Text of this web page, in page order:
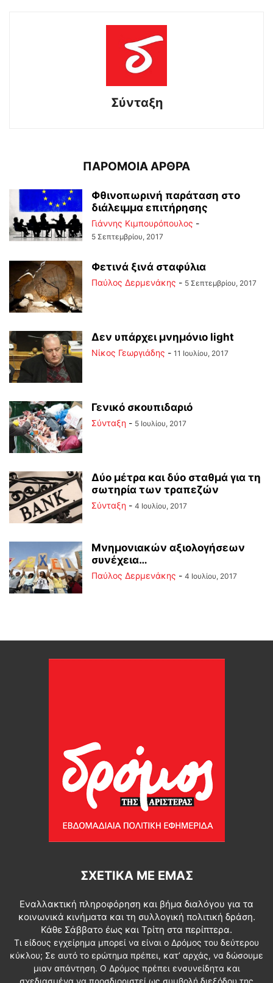
Σύνταξη
ΠΑΡΟΜΟΙΑ ΑΡΘΡΑ
Φθινοπωρινή παράταση στο
διάλειμμα επιτήρησης
Γιάννης Κιμπουρόπουλος -
5 Σεπτεμβρίου, 2017
Φετινά ξινά σταφύλια
Παύλος Δερμενάκης - 5 Σεπτεμβρίου, 2017
Δεν υπάρχει μνημόνιο light
Νίκος Γεωργιάδης - 11 Ιουλίου, 2017
Γενικό σκουπιδαριό
Σύνταξη - 5 Ιουλίου, 2017
Δύο μέτρα και δύο σταθμά για τη
σωτηρία των τραπεζών
Σύνταξη - 4 Ιουλίου, 2017
Μνημονιακών αξιολογήσεων
συνέχεια…
Παύλος Δερμενάκης - 4 Ιουλίου, 2017
ΣΧΕΤΙΚΆ ΜΕ ΕΜΆΣ
Εναλλακτική πληροφόρηση και βήμα διαλόγου για τα
κοινωνικά κινήματα και τη συλλογική πολιτική δράση.
Κάθε Σάββατο έως και Τρίτη στα περίπτερα.
Τι είδους εγχείρημα μπορεί να είναι ο Δρόμος του δεύτερου
κύκλου; Σε αυτό το ερώτημα πρέπει, κατ’ αρχάς, να δώσουμε
μιαν απάντηση. Ο Δρόμος πρέπει ενσυνείδητα και
σχεδιασμένα να προσδιοριστεί ως συμβολή διεξόδου της